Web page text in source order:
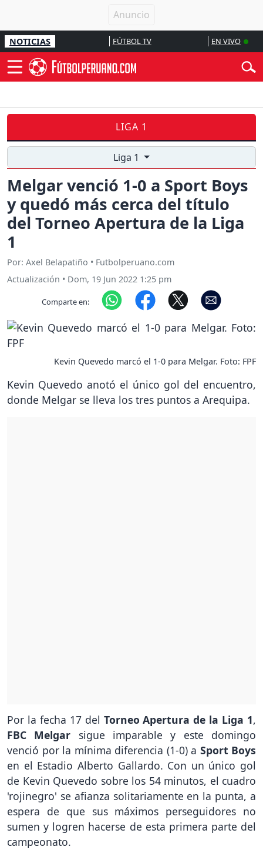
NOTICIAS FÚTBOL TV EN VIVO
LIGA 1
Liga 1
Melgar venció 1-0 a Sport Boys
y quedó más cerca del título
del Torneo Apertura de la Liga
1
Por: Axel Belapatiño • Futbolperuano.com
Actualización • Dom, 19 Jun 2022 1:25 pm
Comparte en:
Kevin Quevedo marcó el 1-0 para Melgar. Foto: FPF
Kevin Quevedo anotó el único gol del encuentro,
donde Melgar se lleva los tres puntos a Arequipa.
Por la fecha 17 del Torneo Apertura de la Liga 1,
FBC Melgar sigue imparable y este domingo
venció por la mínima diferencia (1-0) a Sport Boys
en el Estadio Alberto Gallardo. Con un único gol
de Kevin Quevedo sobre los 54 minutos, el cuadro
'rojinegro' se afianza solitariamente en la punta, a
espera de que sus máximos perseguidores no
sumen y logren hacerse de esta primera parte del
campeonato.